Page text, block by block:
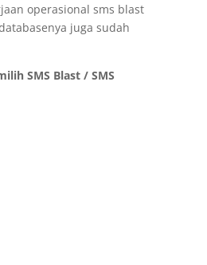
operasional sms blast
juga sudah
SMS Blast / SMS